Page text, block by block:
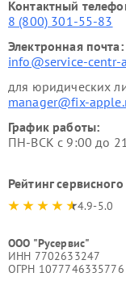
Контактный
8 (800) 301-55-83
Электронная почта:
info@service-centr-
для юридических
manager@fix-
График работы:
ПН-ВСК с 9:00 до
Рейтинг
4.9-5.0
ООО "Русервис"
ИНН 7702633247
ОГРН 1077746335776